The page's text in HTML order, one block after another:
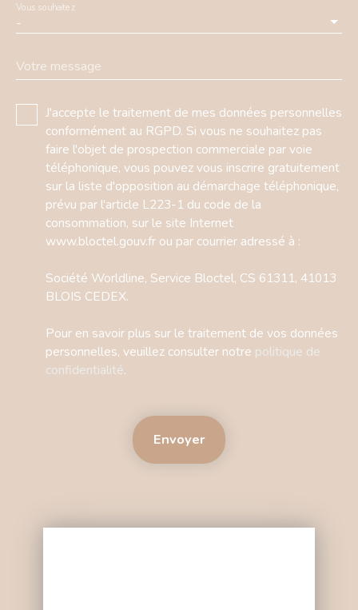
-
Vous souhaitez
Votre message
J'accepte le traitement de mes données personnelles
conformément au RGPD. Si vous ne souhaitez pas
faire l'objet de prospection commerciale par voie
téléphonique, vous pouvez vous inscrire gratuitement
sur la liste d'opposition au démarchage téléphonique,
prévu par l'article L223-1 du code de la
consommation, sur le site Internet
www.bloctel.gouv.fr ou par courrier adressé à :
Société Worldline, Service Bloctel, CS 61311, 41013
BLOIS CEDEX.
Pour en savoir plus sur le traitement de vos données
personnelles, veuillez consulter notre politique de
confidentialité.
Envoyer